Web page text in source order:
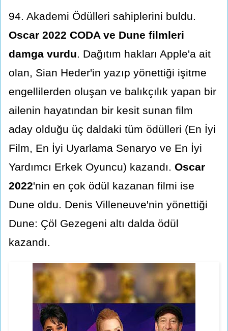
94. Akademi Ödülleri sahiplerini buldu.
Oscar 2022 CODA ve Dune filmleri
damga vurdu. Dağıtım hakları Apple'a ait
olan, Sian Heder'in yazıp yönettiği işitme
engellilerden oluşan ve balıkçılık yapan bir
ailenin hayatından bir kesit sunan film
aday olduğu üç daldaki tüm ödülleri (En İyi
Film, En İyi Uyarlama Senaryo ve En İyi
Yardımcı Erkek Oyuncu) kazandı. Oscar
2022'nin en çok ödül kazanan filmi ise
Dune oldu. Denis Villeneuve'nin yönettiği
Dune: Çöl Gezegeni altı dalda ödül
kazandı.